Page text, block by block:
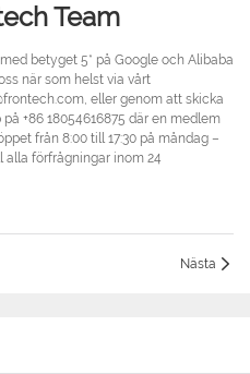
Team
betyget 5* på Google och Alibaba
när som helst via vårt
eller genom att skicka
+86 18054616875 där en medlem
från 8:00 till 17:30 på måndag –
förfrågningar inom 24
Nästa